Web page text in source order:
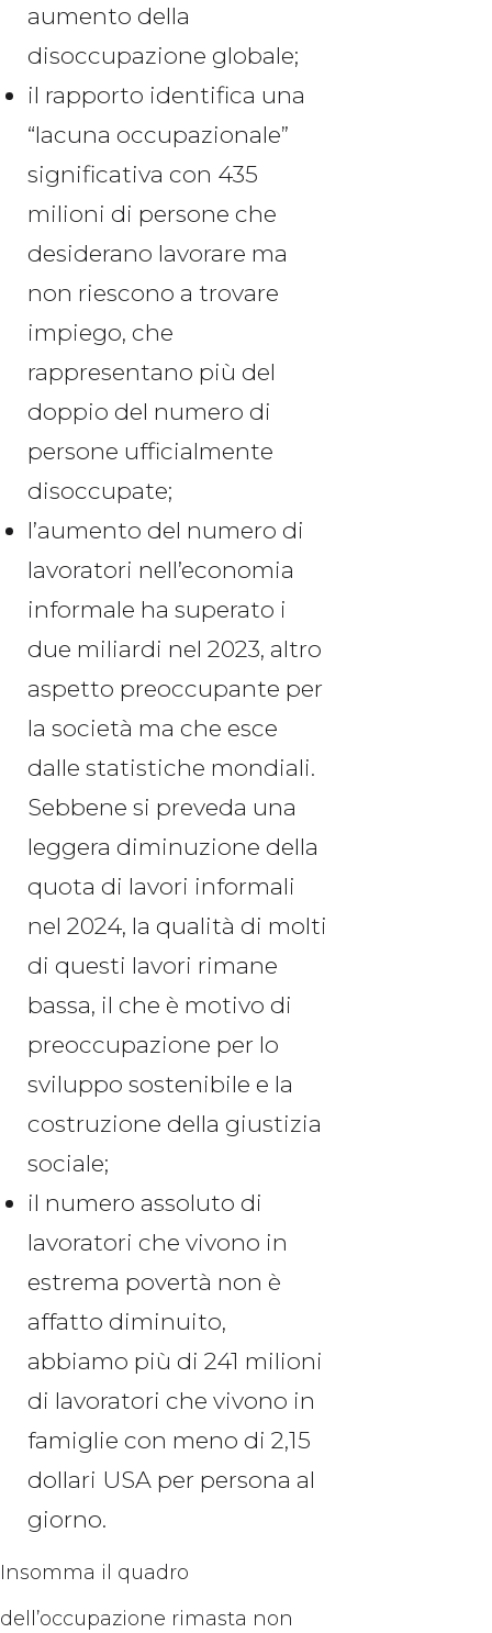
aumento della
disoccupazione globale;
il rapporto identifica una
“lacuna occupazionale”
significativa con 435
milioni di persone che
desiderano lavorare ma
non riescono a trovare
impiego, che
rappresentano più del
doppio del numero di
persone ufficialmente
disoccupate;
l’aumento del numero di
lavoratori nell’economia
informale ha superato i
due miliardi nel 2023, altro
aspetto preoccupante per
la società ma che esce
dalle statistiche mondiali.
Sebbene si preveda una
leggera diminuzione della
quota di lavori informali
nel 2024, la qualità di molti
di questi lavori rimane
bassa, il che è motivo di
preoccupazione per lo
sviluppo sostenibile e la
costruzione della giustizia
sociale;
il numero assoluto di
lavoratori che vivono in
estrema povertà non è
affatto diminuito,
abbiamo più di 241 milioni
di lavoratori che vivono in
famiglie con meno di 2,15
dollari USA per persona al
giorno.
Insomma il quadro
dell’occupazione rimasta non